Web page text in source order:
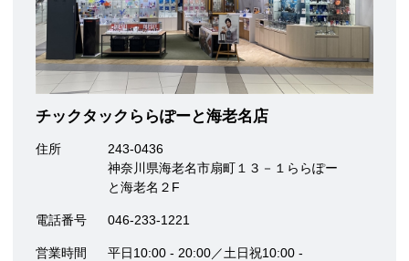
チックタックららぽーと海老名店
住所
243-0436
神奈川県海老名市扇町１３－１ららぽー
と海老名２F
電話番号 046-233-1221
営業時間
平日10:00 - 20:00／土日祝10:00 -